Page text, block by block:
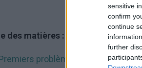
sensitive
confirm
continue
further
des matières :
problèmes capillaires